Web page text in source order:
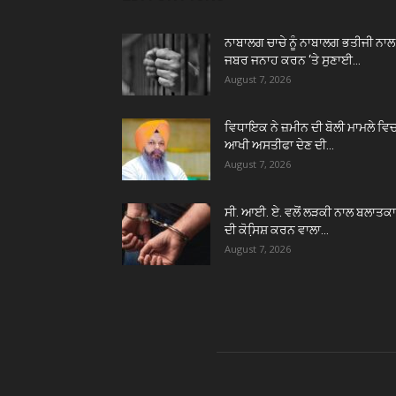
ਨਾਬਾਲਗ ਚਾਚੇ ਨੂੰ ਨਾਬਾਲਗ ਭਤੀਜੀ ਨਾਲ
ਜਬਰ ਜਨਾਹ ਕਰਨ ‘ਤੇ ਸੁਣਾਈ...
August 7, 2026
ਵਿਧਾਇਕ ਨੇ ਜ਼ਮੀਨ ਦੀ ਬੋਲੀ ਮਾਮਲੇ
ਆਖੀ ਅਸਤੀਫਾ ਦੇਣ ਦੀ...
August 7, 2026
ਸੀ. ਆਈ. ਏ. ਵਲੋਂ ਲੜਕੀ ਨਾਲ
ਦੀ ਕੋਸਿ਼ਸ਼ ਕਰਨ ਵਾਲਾ...
August 7, 2026